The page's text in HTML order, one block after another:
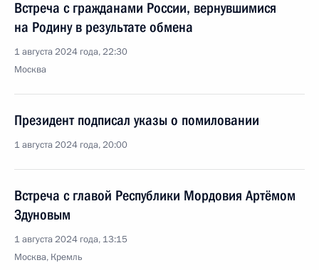
Встреча с гражданами России, вернувшимися
на Родину в результате обмена
1 августа 2024 года, 22:30
Москва
Президент подписал указы о помиловании
1 августа 2024 года, 20:00
Встреча с главой Республики Мордовия Артёмом
Здуновым
1 августа 2024 года, 13:15
Москва, Кремль